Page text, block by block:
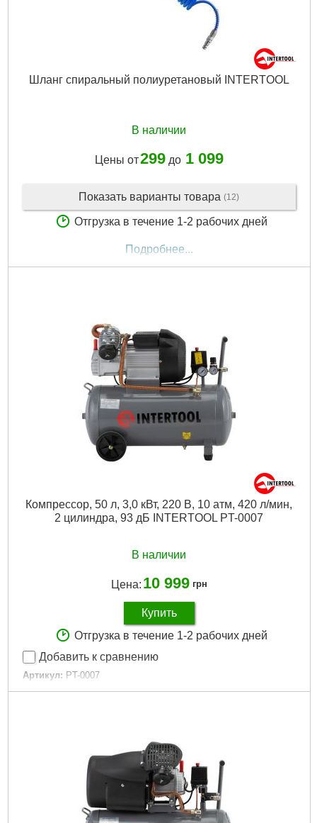
Шланг спиральный полиуретановый INTERTOOL
В наличии
Цены от299до 1 099
Показать варианты товара (12)
Отгрузка в течение 1-2 рабочих дней
Подробнее...
Компрессор, 50 л, 3,0 кВт, 220 В, 10 атм, 420 л/мин,
2 цилиндра, 93 дБ INTERTOOL PT-0007
В наличии
Цена: 10 999 грн
Купить
Отгрузка в течение 1-2 рабочих дней
Добавить к сравнению
Артикул: PT-0007
Код товара: 10.14.76
Напряжение питания:
230 В
3 кВт
Рабочее давление:
10 атм
Объем ресивера: 50 л
Производительность: 420 л/мин